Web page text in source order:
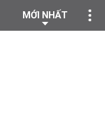
MỚI NHẤT